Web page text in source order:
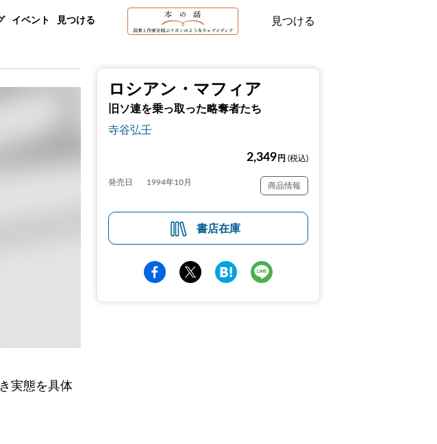
イベント 見つける 見つける
ロシアン・マフィア
旧ソ連を乗っ取った略奪者たち
寺谷弘壬
2,349 円 (税込)
発売日 1994年10月 商品情報
書店在庫
実態を具体